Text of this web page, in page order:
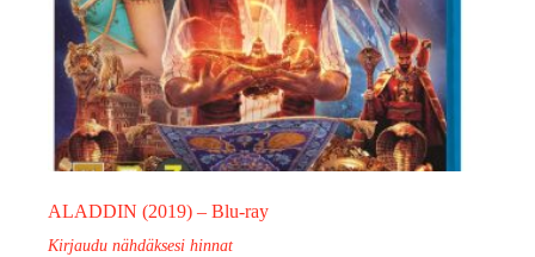
ALADDIN (2019) – Blu-ray
Kirjaudu nähdäksesi hinnat